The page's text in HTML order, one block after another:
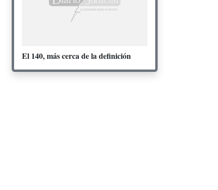
El 140, más cerca de la definición